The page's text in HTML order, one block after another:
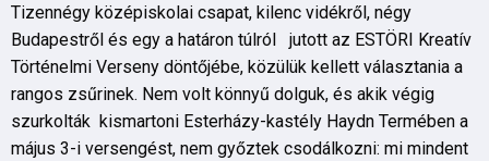
Tizennégy középiskolai csapat, kilenc vidékről, négy
Budapestről és egy a határon túlról jutott az ESTÖRI Kreatív
Történelmi Verseny döntőjébe, közülük kellett választania a
rangos zsűrinek. Nem volt könnyű dolguk, és akik végig
szurkolták kismartoni Esterházy-kastély Haydn Termében a
május 3-i versengést, nem győztek csodálkozni: mi mindent